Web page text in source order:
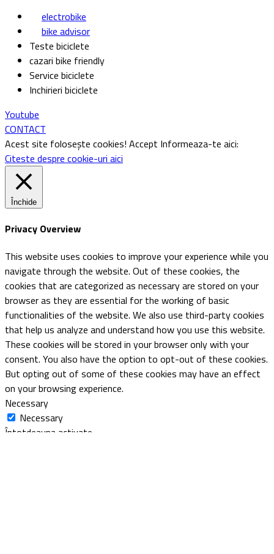
electrobike
bike advisor
Teste biciclete
cazari bike friendly
Service biciclete
Inchirieri biciclete
Youtube
CONTACT
Acest site folosește cookies! Accept Informeaza-te aici:
Citeste despre cookie-uri aici
Închide
Privacy Overview
This website uses cookies to improve your experience while you
navigate through the website. Out of these cookies, the
cookies that are categorized as necessary are stored on your
browser as they are essential for the working of basic
functionalities of the website. We also use third-party cookies
that help us analyze and understand how you use this website.
These cookies will be stored in your browser only with your
consent. You also have the option to opt-out of these cookies.
But opting out of some of these cookies may have an effect
on your browsing experience.
Necessary
Necessary
Întotdeauna activate